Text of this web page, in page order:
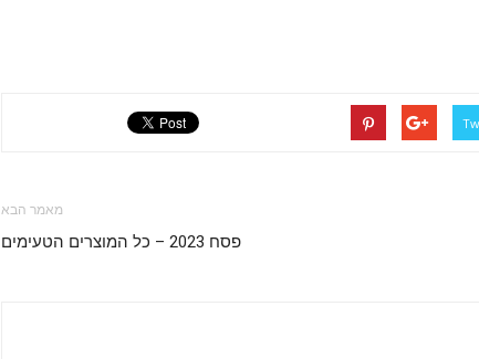
מאמר הבא
פסח 2023 – כל המוצרים הטעימים